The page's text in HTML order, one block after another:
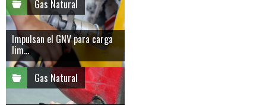
Gas Natural
Impulsan el GNV para carga
lim...
Gas Natural